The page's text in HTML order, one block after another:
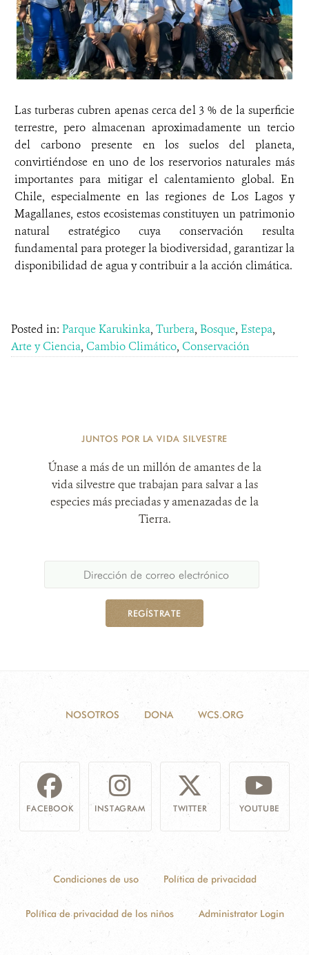
Las turberas cubren apenas cerca del 3 % de la superficie
terrestre, pero almacenan aproximadamente un tercio
del carbono presente en los suelos del planeta,
convirtiéndose en uno de los reservorios naturales más
importantes para mitigar el calentamiento global. En
Chile, especialmente en las regiones de Los Lagos y
Magallanes, estos ecosistemas constituyen un patrimonio
natural estratégico cuya conservación resulta
fundamental para proteger la biodiversidad, garantizar la
disponibilidad de agua y contribuir a la acción climática.
Posted in: Parque Karukinka, Turbera, Bosque, Estepa,
Arte y Ciencia, Cambio Climático, Conservación
JUNTOS POR LA VIDA SILVESTRE
Únase a más de un millón de amantes de la
vida silvestre que trabajan para salvar a las
especies más preciadas y amenazadas de la
Tierra.
REGÍSTRATE
NOSOTROS DONA WCS.ORG
FACEBOOK INSTAGRAM TWITTER YOUTUBE
Condiciones de uso Política de privacidad
Política de privacidad de los niños Administrator Login